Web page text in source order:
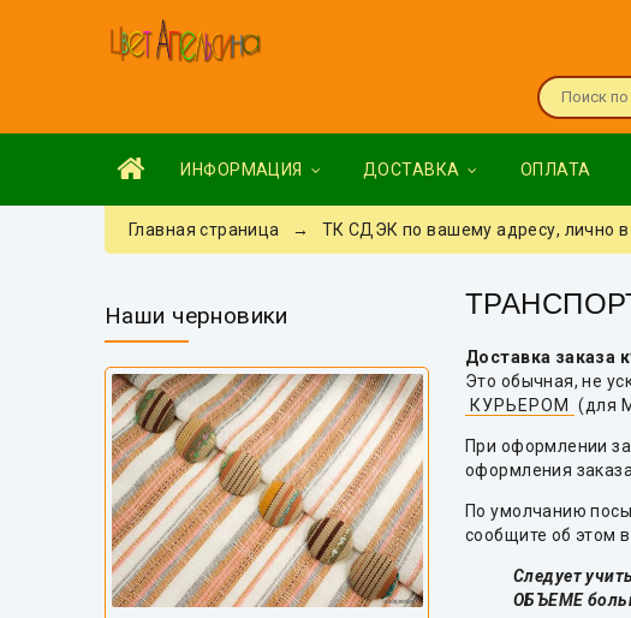
ИНФОРМАЦИЯ ДОСТАВКА ОПЛАТА
Главная страница → ТК СДЭК по вашему адресу, лично в
Доставка заказа
Это обычная, не
КУРЬЕРОМ
(для
При оформлении
оформления
По умолчанию
сообщите об этом
Следует
ОБЪЕМЕ
Наши черновики